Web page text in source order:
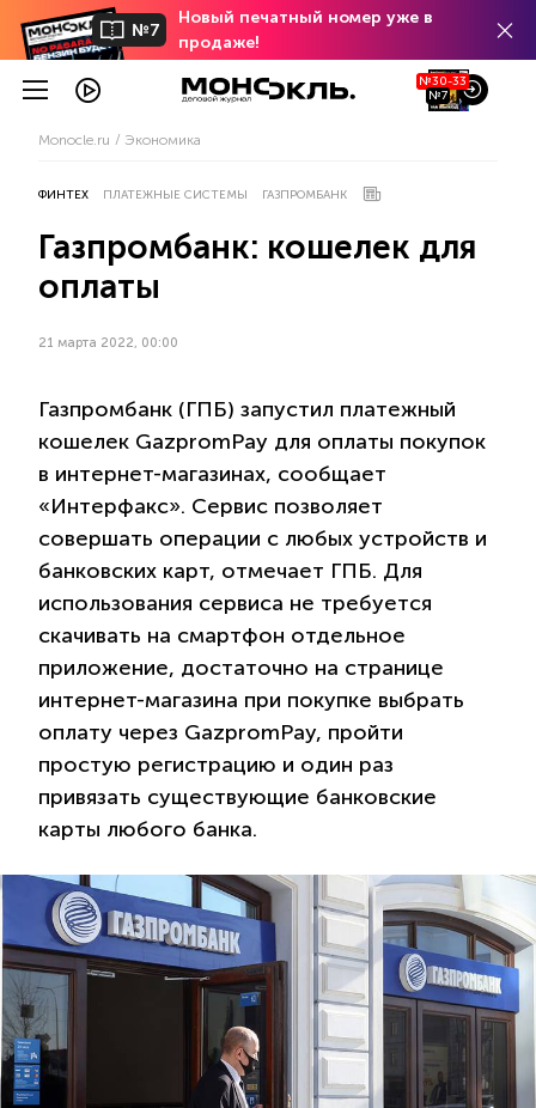
№7
Новый печатный номер уже в
продаже!
№30-33
№7
Monocle.ru Экономика
ФИНТЕХ ПЛАТЕЖНЫЕ СИСТЕМЫ ГАЗПРОМБАНК
Газпромбанк: кошелек для
оплаты
21 марта 2022, 00:00
Газпромбанк (ГПБ) запустил платежный
кошелек GazpromPay для оплаты покупок
в интернет-магазинах, сообщает
«Интерфакс». Сервис позволяет
совершать операции с любых устройств и
банковских карт, отмечает ГПБ. Для
использования сервиса не требуется
скачивать на смартфон отдельное
приложение, достаточно на странице
интернет-магазина при покупке выбрать
оплату через GazpromPay, пройти
простую регистрацию и один раз
привязать существующие банковские
карты любого банка.